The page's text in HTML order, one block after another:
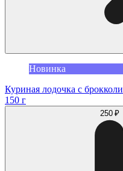
Новинка
Куриная лодочка с брокколи
150 г
250 ₽